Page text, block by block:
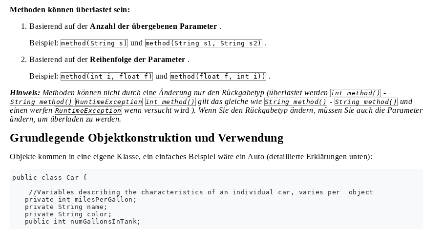
Methoden können überlastet sein:
Basierend auf der Anzahl der übergebenen Parameter .
Beispiel: method(String s) und method(String s1, String s2)
.
Basierend auf der Reihenfolge der Parameter .
Beispiel: method(int i, float f) und method(float f, int i))
.
Hinweis: Methoden können nicht durch eine Änderung nurden Rückgabetyp (überlastet werden int method() -
String method() RuntimeException int method() gilt das gleiche wie String method() - String method() und
einen werfen RuntimeException wenn versuchtwird ). Wenn Sie den Rückgabetyp ändern, müssen Sie auch die Parameter
ändern, um überladen zu werden.
Grundlegende Objektkonstruktion und Verwendung
Objekte kommen in eine eigene Klasse, ein einfaches Beispiel wäre ein Auto (detaillierte Erklärungen unten):
public class Car {
    //Variables describing the characteristics of an individual car, varies per  object
   private int milesPerGallon;
   private String name;
   private String color;
   public int numGallonsInTank;